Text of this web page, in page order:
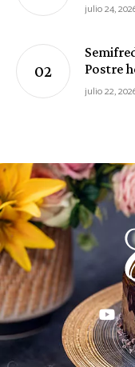
julio 24,
Postre
julio 22,